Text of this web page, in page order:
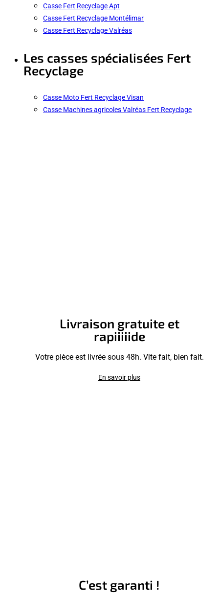
Casse Fert Recyclage Apt
Casse Fert Recyclage Montélimar
Casse Fert Recyclage Valréas
Les casses spécialisées Fert
Recyclage
Casse Moto Fert Recyclage Visan
Casse Machines agricoles Valréas Fert Recyclage
Livraison gratuite et
rapiiiiide
Votre pièce est livrée sous 48h. Vite fait, bien fait.
En savoir plus
C’est garanti !